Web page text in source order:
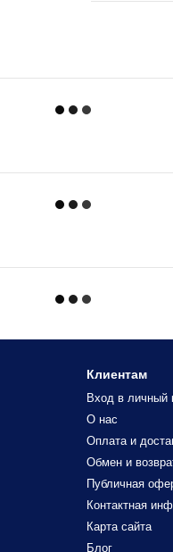
Клиентам
Вход в личный
О нас
Оплата и
Обмен и
Публичная
Контактная
Карта сайта
Блог